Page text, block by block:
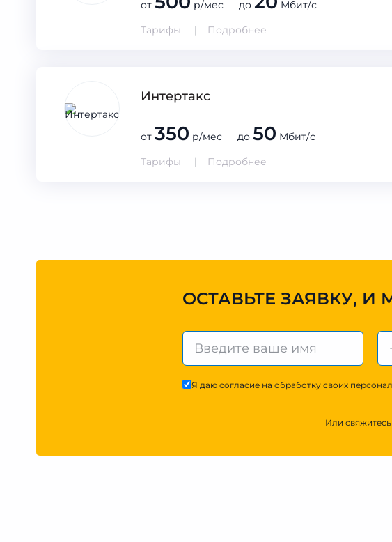
от р/мес до
Мбит/с
Тарифы
Подробнее
Интертакс
от 350 р/мес до 50 Мбит/с
Тарифы
Подробнее
ОСТАВЬТЕ ЗАЯВКУ,
Я даю согласие на обработку своих
Или